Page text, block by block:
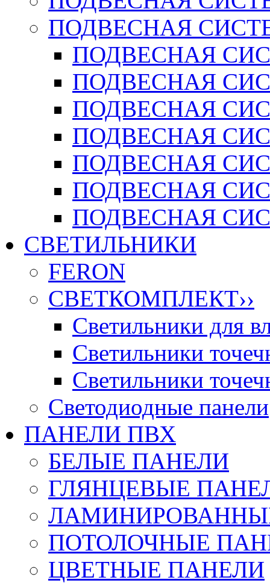
ПОДВЕСНАЯ
ПОДВЕСНАЯ
ПОДВЕСНАЯ
ПОДВЕСНАЯ
ПОДВЕСНАЯ
ПОДВЕСНАЯ
ПОДВЕСНАЯ
ПОДВЕСНАЯ
СВЕТИЛЬНИКИ
FERON
СВЕТКОМПЛЕКТ››
Светильники для
Светильники
Светильники
Светодиодные панели
ПАНЕЛИ ПВХ
БЕЛЫЕ ПАНЕЛИ
ГЛЯНЦЕВЫЕ
ПОТОЛОЧНЫЕ
ЦВЕТНЫЕ ПАНЕЛИ